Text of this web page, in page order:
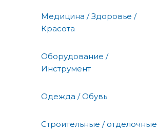
Медицина / Здоровье /
Красота
Оборудование /
Инструмент
Одежда / Обувь
Строительные / отделочные